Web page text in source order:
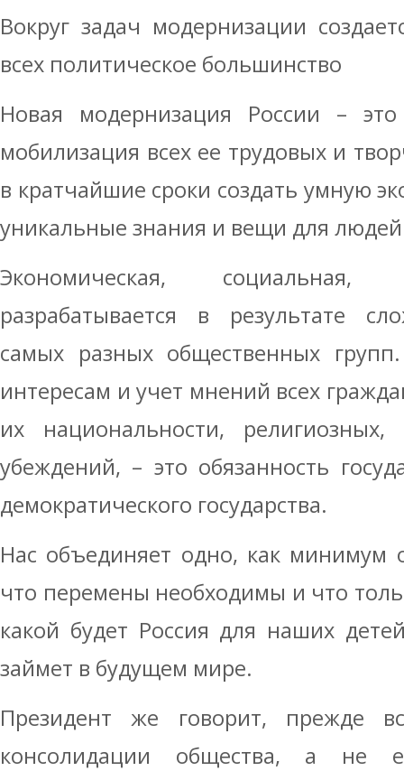
Вокруг задач модернизации
всех политическое большинство
Новая модернизация России –
мобилизация всех ее трудовых и
в кратчайшие сроки создать умную
уникальные знания и вещи для
Экономическая,
разрабатывается в результате
самых разных общественных
интересам и учет мнений всех
их национальности,
убеждений, – это обязанность
демократического государства.
Нас объединяет одно, как минимум
что перемены необходимы и что
какой будет Россия для наших
займет в будущем мире.
Президент же говорит, прежде
консолидации общества, а не